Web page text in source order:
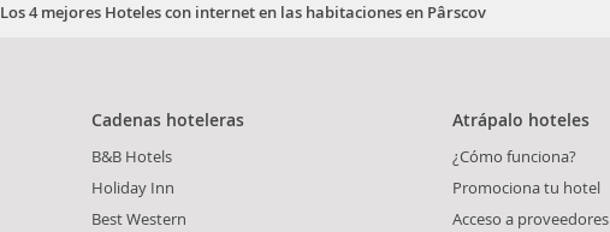
Los 4 mejores Hoteles con internet en las habitaciones en Pârscov
Cadenas hoteleras
B&B Hotels
Holiday Inn
Best Western
Atrápalo hoteles
¿Cómo funciona?
Promociona tu hotel
Acceso a proveedores